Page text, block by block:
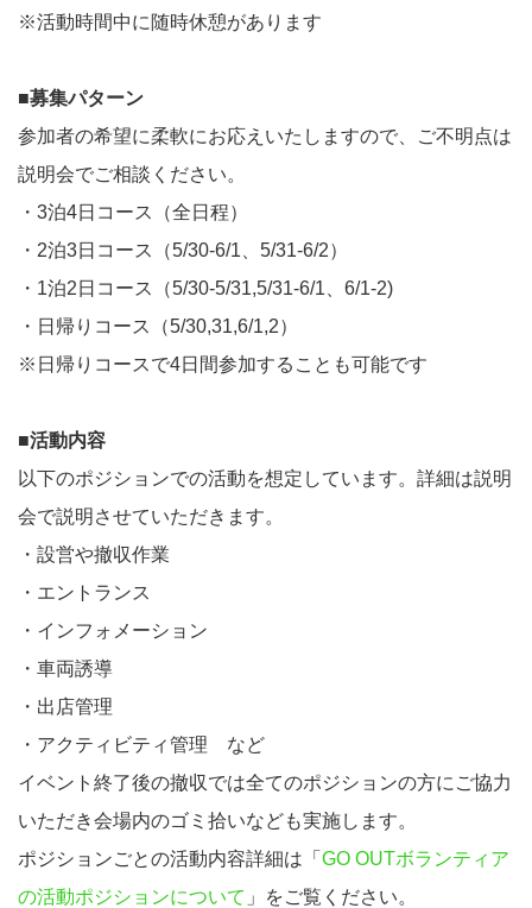
※活動時間中に随時休憩があります
■募集パターン
参加者の希望に柔軟にお応えいたしますので、ご不明点は
説明会でご相談ください。
・3泊4日コース（全日程）
・2泊3日コース（5/30-6/1、5/31-6/2）
・1泊2日コース（5/30-5/31,5/31-6/1、6/1-2)
・日帰りコース（5/30,31,6/1,2）
※日帰りコースで4日間参加することも可能です
■活動内容
以下のポジションでの活動を想定しています。詳細は説明
会で説明させていただきます。
・設営や撤収作業
・エントランス
・インフォメーション
・車両誘導
・出店管理
・アクティビティ管理 など
イベント終了後の撤収では全てのポジションの方にご協力
いただき会場内のゴミ拾いなども実施します。
ポジションごとの活動内容詳細は「 GO OUTボランティア
の活動ポジションについて 」をご覧ください。